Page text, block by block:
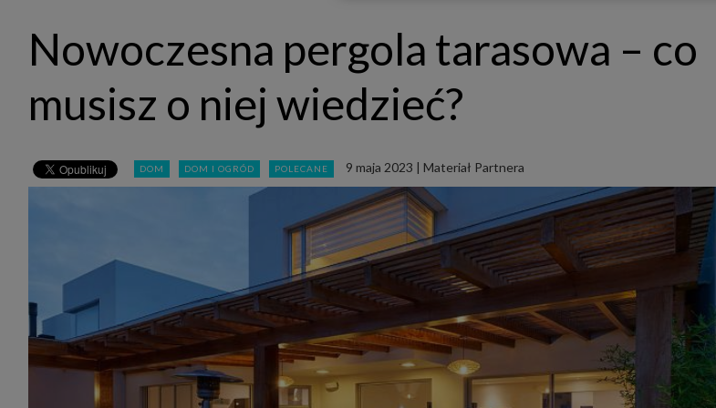
takie nie wymaga dodatkowej zgody z Twojej strony, ale możesz mu się w
zdecydujesz inaczej, dokonując stosownych zmian ustawień w Twojej
będą również instalować na Twoich urządzeniach pliki cookies i podobne oraz
Administrator danych osobowych
Administratorami Twoich danych są podmioty z Grupy SAGIER czyli podmioty
PODMIIOTY ZALEŻNE:
http://www.biznesistyl.pl/
http://poradnikbudowlany.eu/
https://modnieizdrowo.pl/
http://www.sagier.pl/
Jeżeli wyrazisz zgodę, o którą wyżej prosimy, administratorami Twoich
Zaufani Partnerzy. Listę Zaufanych Partnerów możesz sprawdzić w każdym
i tam też zmodyfikować lub cofnąć swoje zgody.
Podstawa i cel przetwarzania
Twoje dane przetwarzamy w następujących celach:
1. Jeśli zawieramy z Tobą umowę o realizację danej usługi (np. usługi
z jednym z naszych serwisów w oparciu o treść regulaminu tego serwisu), to
Nowoczesna pergola tarasowa – co
musisz o niej wiedzieć?
DOM DOM I OGRÓD POLECANE 9 maja 2023 | Materiał Partnera